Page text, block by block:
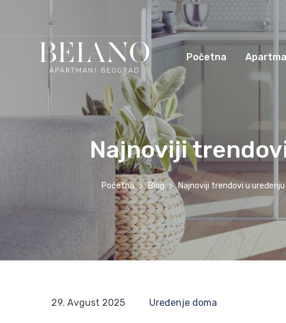
Početna
Najnoviji
Početna Blog Najnoviji trendovi u
29. Avgust 2025 Uređenje doma